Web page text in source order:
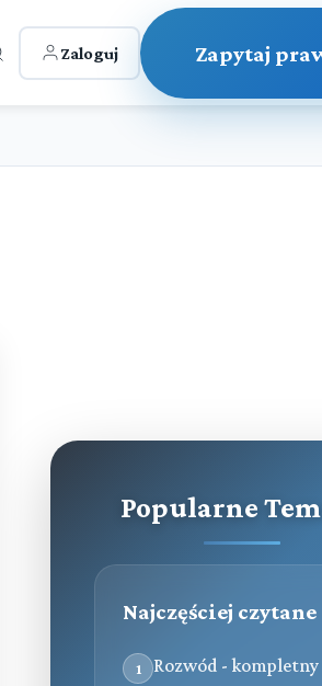
Zaloguj Zapytaj
Popularne
Najczęściej czytane
1
Rozwód - kompletny